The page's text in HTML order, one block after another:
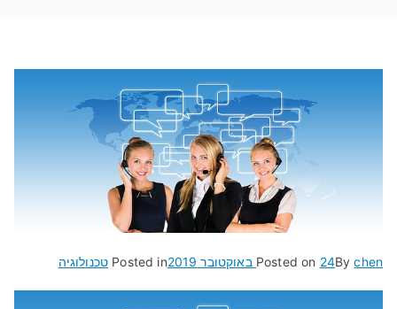
Bychen
Posted on 24 באוקטובר 2019 Posted in טכנולוגיה